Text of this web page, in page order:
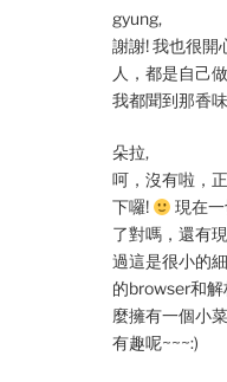
gyung,
謝謝! 我也很開
人，都是自己
我都聞到那香
朵拉,
呵，沒有啦，
下囉!
現在
了對嗎，還有
過這是很小的
的browser和
麼擁有一個小
有趣呢~~~:)